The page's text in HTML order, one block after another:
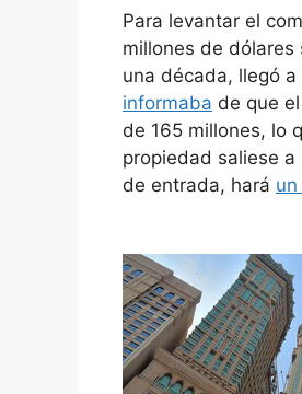
Para levantar el
millones de
una década, llegó
informaba de que
de 165 millones, lo
propiedad saliese
de entrada, hará